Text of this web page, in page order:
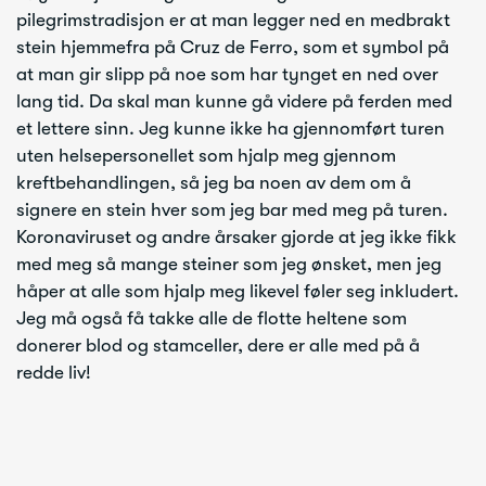
pilegrimstradisjon er at man legger ned en medbrakt
stein hjemmefra på Cruz de Ferro, som et symbol på
at man gir slipp på noe som har tynget en ned over
lang tid. Da skal man kunne gå videre på ferden med
et lettere sinn. Jeg kunne ikke ha gjennomført turen
uten helsepersonellet som hjalp meg gjennom
kreftbehandlingen, så jeg ba noen av dem om å
signere en stein hver som jeg bar med meg på turen.
Koronaviruset og andre årsaker gjorde at jeg ikke fikk
med meg så mange steiner som jeg ønsket, men jeg
håper at alle som hjalp meg likevel føler seg inkludert.
Jeg må også få takke alle de flotte heltene som
donerer blod og stamceller, dere er alle med på å
redde liv!